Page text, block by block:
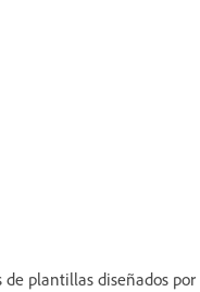
de plantillas diseñados por